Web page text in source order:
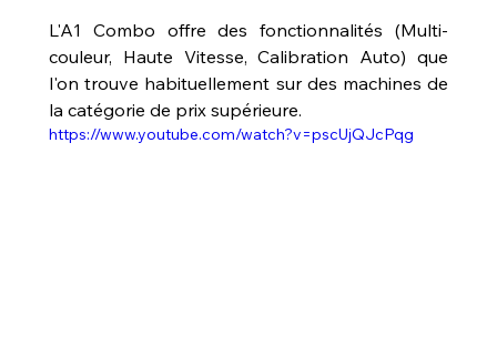
L'A1 Combo offre des fonctionnalités (Multi-
couleur, Haute Vitesse, Calibration Auto) que
l'on trouve habituellement sur des machines de
la catégorie de prix supérieure.
https://www.youtube.com/watch?v=pscUjQJcPqg